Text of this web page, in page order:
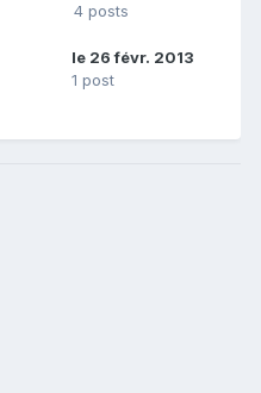
4 posts
le 26 févr. 2013
1 post